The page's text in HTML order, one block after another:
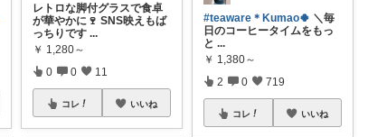
レトロな脚付グラスで食卓
が華やかに🍷 SNS映えもば
っちりです ...
￥ 1,280～
0 0 11
コレ いいね
#teaware＊Kumao🍀 ＼毎
日のコーヒータイムをもっ
と ...
￥ 1,380～
2 0 719
コレ いいね